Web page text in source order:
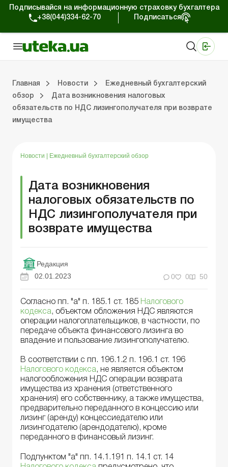
Подписывайся на информационную страховку бухгалтера
+38(044)334-62-70
Подписаться
Главная Новости
Ежедневный бухгалтерский
обзор
Дата возникновения налоговых
обязательств по НДС лизингополучателя при возврате
имущества
Новости Ежедневный бухгалтерский обзор
Дата возникновения
налоговых обязательств по
НДС лизингополучателя при
возврате имущества
Редакция
02.01.2023
0 0 50
Согласно пп. "а" п. 185.1 ст. 185 Налогового
кодекса, объектом обложения НДС являются
операции налогоплательщиков, в частности, по
передаче объекта финансового лизинга во
владение и пользование лизингополучателю.
В соответствии с пп. 196.1.2 п. 196.1 ст. 196
Налогового кодекса, не является объектом
налогообложения НДС операции возврата
имущества из хранения (ответственного
хранения) его собственнику, а также имущества,
предварительно переданного в концессию или
лизинг (аренду) концессиедателю или
лизингодателю (арендодателю), кроме
переданного в финансовый лизинг.
Подпунктом "а" пп. 14.1.191 п. 14.1 ст. 14